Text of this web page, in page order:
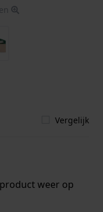
Vergelijk
weer op